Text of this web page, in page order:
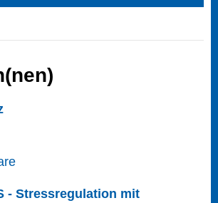
- Stressregulation mit